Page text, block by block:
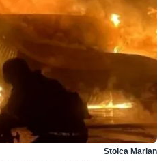
Stoica Marian